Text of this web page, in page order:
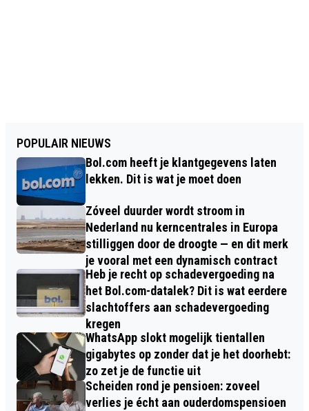
POPULAIR NIEUWS
Bol.com heeft je klantgegevens laten
lekken. Dit is wat je moet doen
Zóveel duurder wordt stroom in
Nederland nu kerncentrales in Europa
stilliggen door de droogte — en dit merk
je vooral met een dynamisch contract
Heb je recht op schadevergoeding na
het Bol.com-datalek? Dit is wat eerdere
slachtoffers aan schadevergoeding
kregen
WhatsApp slokt mogelijk tientallen
gigabytes op zonder dat je het doorhebt:
zo zet je de functie uit
Scheiden rond je pensioen: zoveel
verlies je écht aan ouderdomspensioen